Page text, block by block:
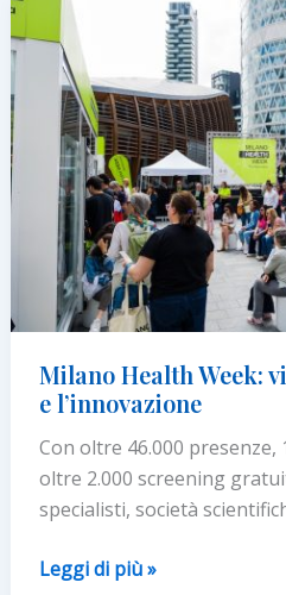
natura
e
relax
Milano Health Week:
e l’innovazione
Con oltre 46.000 presenze,
oltre 2.000 screening
specialisti, società
Milano
Leggi di più »